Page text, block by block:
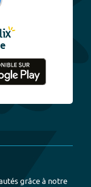
grâce à notre